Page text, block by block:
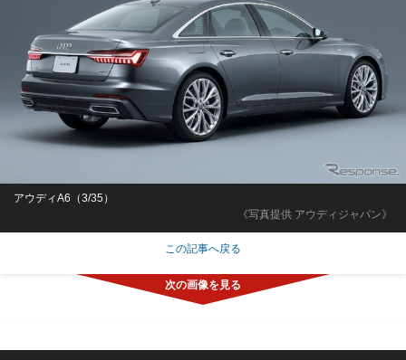
《写真提供 アウディジャパン》
アウディA6（3/35）
この記事へ戻る